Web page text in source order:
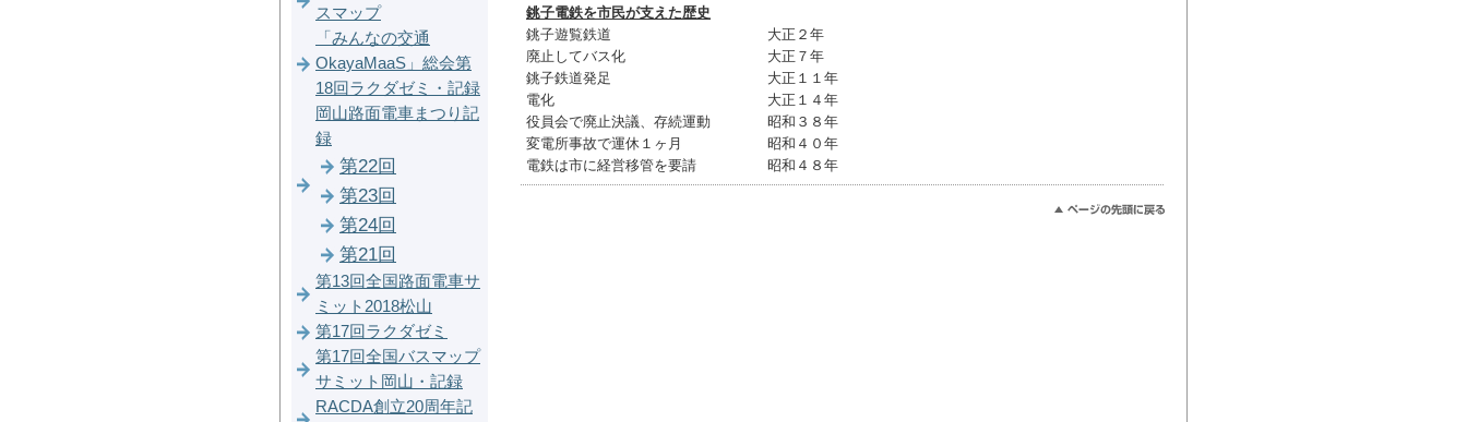
銚子電鉄を市民が支えた歴史
銚子遊覧鉄道 大正２年
廃止してバス化 大正７年
銚子鉄道発足 大正１１年
電化 大正１４年
役員会で廃止決議、存続運動 昭和３８年
変電所事故で運休１ヶ月 昭和４０年
電鉄は市に経営移管を要請 昭和４８年
スマップ
「みんなの交通
OkayaMaaS」総会第
18回ラクダゼミ・記録
岡山路面電車まつり記
録
第22回
第23回
第24回
第21回
第13回全国路面電車サ
ミット2018松山
第17回ラクダゼミ
第17回全国バスマップ
サミット岡山・記録
RACDA創立20周年記